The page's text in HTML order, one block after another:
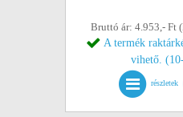
Bruttó ár: 4.953,- Ft
A termék
vihető.
részletek